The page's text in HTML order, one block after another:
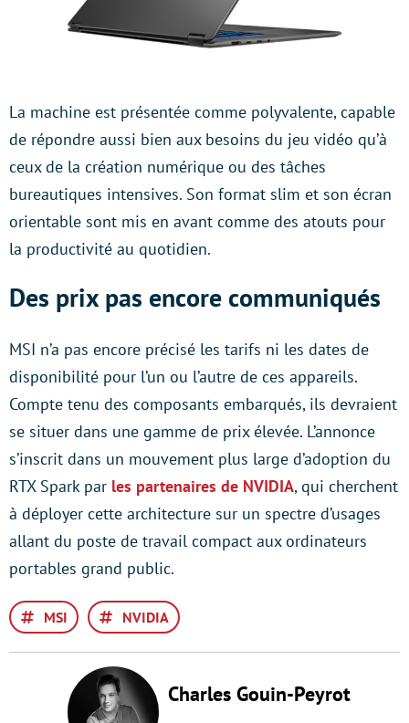
La machine est présentée comme polyvalente, capable
de répondre aussi bien aux besoins du jeu vidéo qu’à
ceux de la création numérique ou des tâches
bureautiques intensives. Son format slim et son écran
orientable sont mis en avant comme des atouts pour
la productivité au quotidien.
Des prix pas encore communiqués
MSI n’a pas encore précisé les tarifs ni les dates de
disponibilité pour l’un ou l’autre de ces appareils.
Compte tenu des composants embarqués, ils devraient
se situer dans une gamme de prix élevée. L’annonce
s’inscrit dans un mouvement plus large d’adoption du
RTX Spark par les partenaires de NVIDIA, qui cherchent
à déployer cette architecture sur un spectre d’usages
allant du poste de travail compact aux ordinateurs
portables grand public.
MSI NVIDIA
Charles Gouin-Peyrot